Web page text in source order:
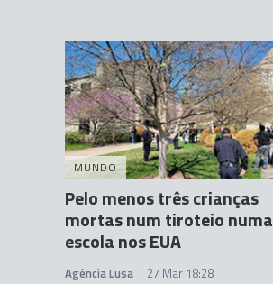
MUNDO
Pelo menos três crianças
mortas num tiroteio numa
escola nos EUA
Agência Lusa 27 Mar 18:28